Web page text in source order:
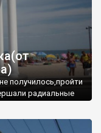
получилось,пройти
радиальные